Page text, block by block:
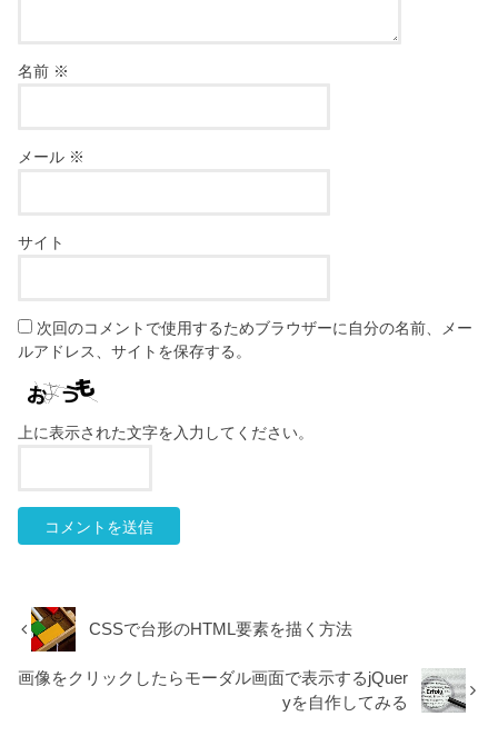
名前 ※
メール ※
サイト
次回のコメントで使用するためブラウザーに自分の名前、メー
ルアドレス、サイトを保存する。
上に表示された文字を入力してください。
CSSで台形のHTML要素を描く方法
画像をクリックしたらモーダル画面で表示するjQuer
yを自作してみる